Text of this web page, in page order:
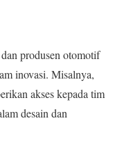
produsen otomotif
inovasi. Misalnya,
akses kepada tim
desain dan